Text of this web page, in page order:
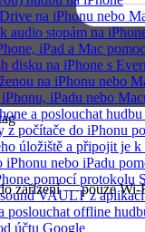
na iPhonu nebo
audio stopám na
iPad a Mac
disku na iPhone s
na iPhonu nebo
iPadu nebo
a poslouchat
z počítače do iPhonu
úložiště a připojit je
iPhonu nebo iPadu
pomocí protokolu
VAULT z
poslouchat offline
účtu Google
zařízení — pouze Wi-